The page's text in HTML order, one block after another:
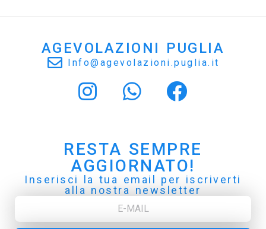
AGEVOLAZIONI PUGLIA
Info@agevolazioni.puglia.it
RESTA SEMPRE
AGGIORNATO!
Inserisci la tua email per iscriverti
alla nostra newsletter